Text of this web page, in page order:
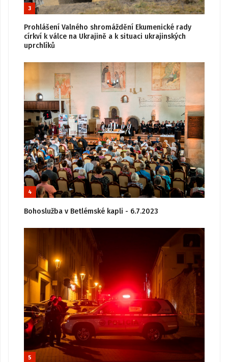
3
Prohlášení Valného shromáždění Ekumenické rady
církví k válce na Ukrajině a k situaci ukrajinských
uprchlíků
4
Bohoslužba v Betlémské kapli - 6.7.2023
5